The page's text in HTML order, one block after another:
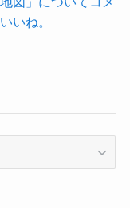
いね。